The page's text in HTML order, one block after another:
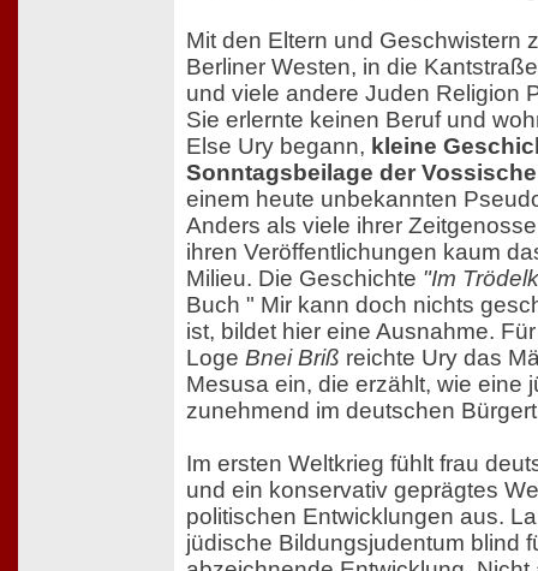
Mit den Eltern und Geschwistern
Berliner Westen, in die
und viele andere Juden Religion
Sie erlernte keinen Beruf und
Else Ury begann, kleine
Sonntagsbeilage der
einem heute unbekannten
Anders als viele ihrer
ihren Veröffentlichungen kaum
Milieu. Die Geschichte "Im
Buch " Mir kann doch nichts
ist, bildet hier eine Ausnahme.
Loge Bnei Briß reichte Ury das
Mesusa ein, die erzählt, wie eine
zunehmend im deutschen
Im ersten Weltkrieg fühlt frau
und ein konservativ geprägtes
politischen Entwicklungen aus.
jüdische Bildungsjudentum blind